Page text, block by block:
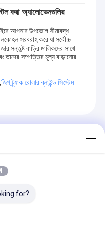
করা অ্যালোভেনগুলির
আপনার উপভোগ সীমাবদ্ধ
সরবরাহ করে যা সর্বোচ্চ
সন্তুষ্ট বাড়ির মালিকদের সাথে
তাদের সম্পত্তির মূল্য বাড়ানোর
জিপ ট্র্যাক রোলার ব্লাইন্ড সিস্টেম
for?